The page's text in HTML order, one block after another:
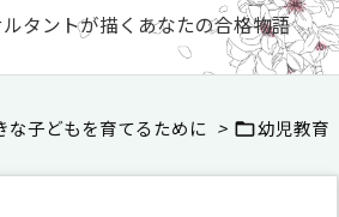
タントが描くあなたの合格物語
な子どもを育てるために > 幼児教育